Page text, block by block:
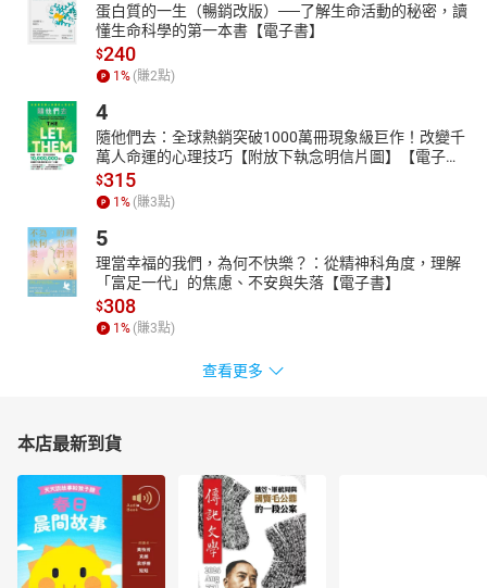
蛋白質的一生（暢銷改版）──了解生命活動的秘密，讀
懂生命科學的第一本書【電子書】
$240
1% (賺2點)
4
隨他們去：全球熱銷突破1000萬冊現象級巨作！改變千
萬人命運的心理技巧【附放下執念明信片圖】【電子
書】
$315
1% (賺3點)
5
理當幸福的我們，為何不快樂？：從精神科角度，理解
「富足一代」的焦慮、不安與失落【電子書】
$308
1% (賺3點)
查看更多
本店最新到貨